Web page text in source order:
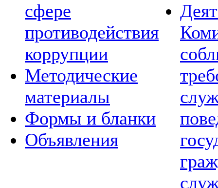
сфере
противодействия
коррупции
Методические
материалы
Формы и бланки
Объявления